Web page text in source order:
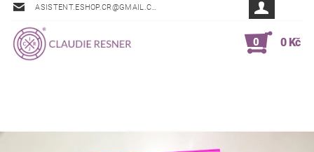
ASISTENT.ESHOP.CR@GMAIL.COM
0 0 Kč